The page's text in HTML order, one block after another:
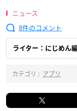
ニュース
8
ライター：にじめん
カテゴリ : アプリ